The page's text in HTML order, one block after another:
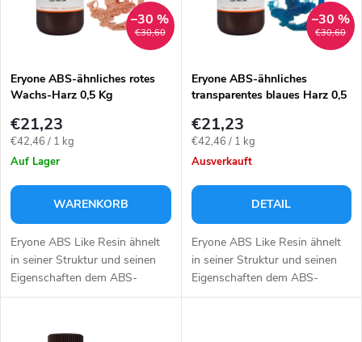
t
s
o
r
t
i
e
d
e
r
P
r
€30,60
–30 %
Eryone ABS-ähnliches rotes
Wachs-Harz 0,5 Kg
€21,23
Verkaufspreis:
€42,46 / 1 kg
Auf Lager
WARENKORB
Eryone ABS Like Resin ähnelt
in seiner Struktur und seinen
Eigenschaften dem ABS-
Material und ist daher ideal für
Herstellung von Modellen. Es
€30,60
–30 %
Eryone ABS-ähnliches
transparentes blaues Harz 0,5
€21,23
Verkaufspreis:
€42,46 / 1 kg
Ausverkauft
DETAIL
Eryone ABS Like Resin ähnelt
in seiner Struktur und seinen
Eigenschaften dem ABS-
Material und ist daher ideal für